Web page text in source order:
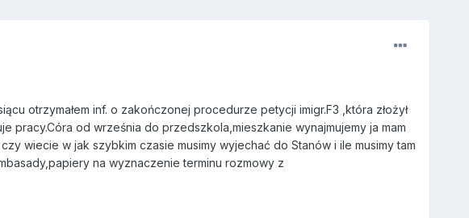
otrzymałem inf. o zakończonej procedurze petycji imigr.F3 ,która złożył
pracy.Córa od września do przedszkola,mieszkanie wynajmujemy ja mam
wiecie w jak szybkim czasie musimy wyjechać do Stanów i ile musimy tam
na wyznaczenie terminu rozmowy z